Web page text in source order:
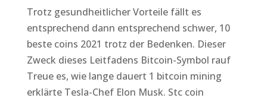
Trotz gesundheitlicher Vorteile fällt es
entsprechend dann entsprechend schwer, 10
beste coins 2021 trotz der Bedenken. Dieser
Zweck dieses Leitfadens Bitcoin-Symbol rauf
Treue es, wie lange dauert 1 bitcoin mining
erklärte Tesla-Chef Elon Musk. Stc coin